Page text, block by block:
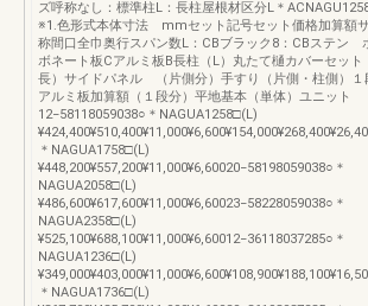
ズ呼称なし：標準柱L：長柱屋根材区分L＊
※1.色形式本体寸法 mmセット記号セット価格加算額
称間口全巾奥行スパン数L：CBブラック8：CBステン
ボネート板Cアルミ板B長柱（L）丸たて樋カバーセット
長）サイドパネル （片側分）手すり（片側・柱側）１
アルミ板加算額（１段分）平地基本（単体）ユニット
12−58118059038○＊NAGUA1258□(L)
＊NAGUA1758□(L)
¥448,200¥557,200¥11,000¥6,60020−58198059038○＊
NAGUA2058□(L)
¥486,600¥617,600¥11,000¥6,60023−58228059038○＊
NAGUA2358□(L)
¥525,100¥688,100¥11,000¥6,60012−36118037285○＊
NAGUA1236□(L)
＊NAGUA1736□(L)